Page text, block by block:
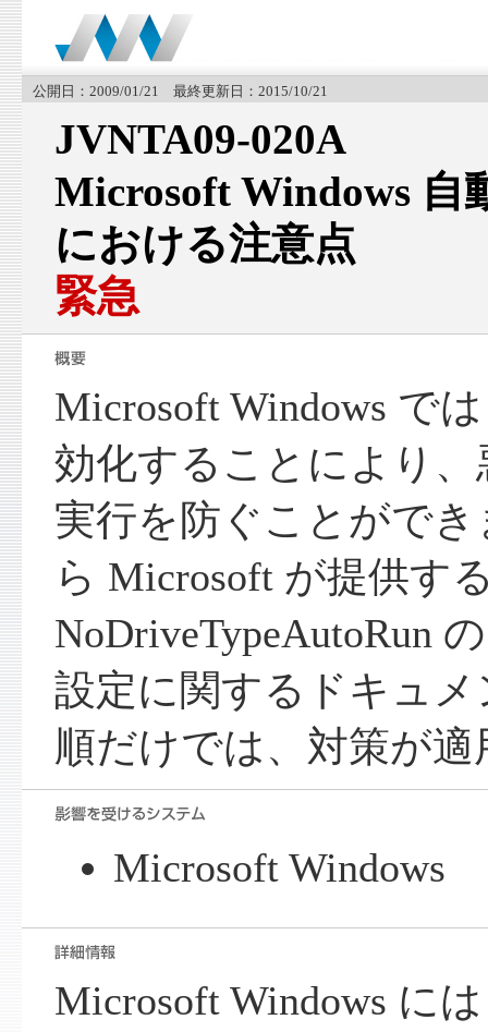
公開日：2009/01/21 最終更新日：2015/10/21
JVNTA09-020A
Microsoft Windows 自
における注意点
緊急
Microsoft Windows で
効化することにより
実行を防ぐことがで
ら Microsoft が提供す
NoDriveTypeAutoRun
設定に関するドキュメ
順だけでは、対策が
Microsoft Windows
Microsoft Windows に